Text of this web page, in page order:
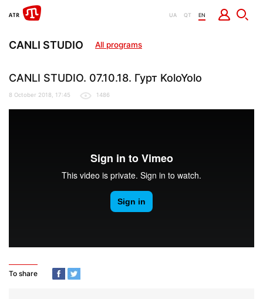
UA QT EN
CANLI STUDIO All programs
CANLI STUDIO. 07.10.18. Гурт KoloYolo
8 October 2018, 17:45 1486
To share